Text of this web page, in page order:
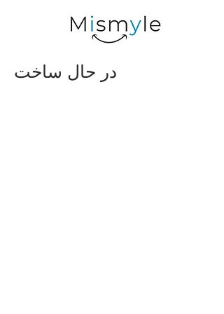
در حال ساخت